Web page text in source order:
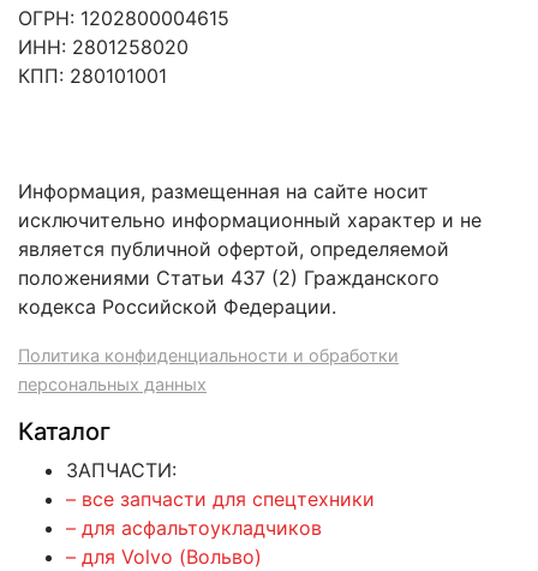
ОГРН: 1202800004615
ИНН: 2801258020
КПП: 280101001
Информация, размещенная на сайте носит
исключительно информационный характер и не
является публичной офертой, определяемой
положениями Статьи 437 (2) Гражданского
кодекса Российской Федерации.
Политика конфиденциальности и обработки
персональных данных
Каталог
ЗАПЧАСТИ:
– все запчасти для спецтехники
– для асфальтоукладчиков
– для Volvo (Вольво)